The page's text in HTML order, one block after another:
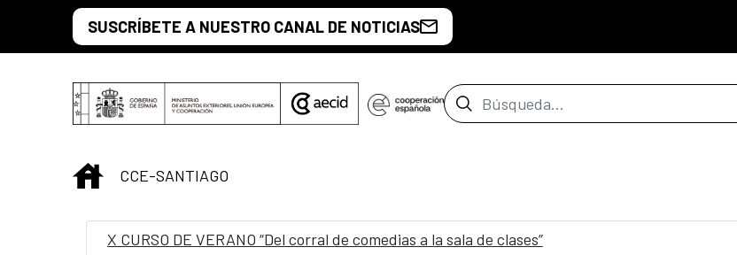
Saltar al contenido principal
SUSCRÍBETE A NUESTRO CANAL DE NOTICIAS
Barra de búsqueda
INICIO
CCE-SANTIAGO
X CURSO DE VERANO “Del corral de comedias a la sala de clases”